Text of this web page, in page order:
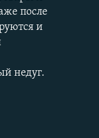
после
и
недуг.